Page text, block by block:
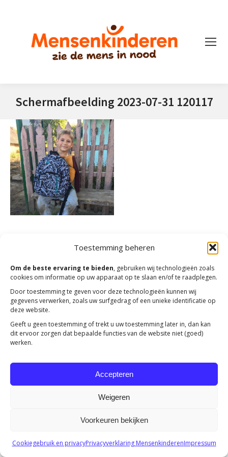
Toestemming beheren
Om de beste ervaring te bieden, gebruiken wij technologieën zoals
cookies om informatie op uw apparaat op te slaan en/of te raadplegen.
Door toestemming te geven voor deze technologieën kunnen wij
gegevens verwerken, zoals uw surfgedrag of een unieke identificatie op
deze website.
Geeft u geen toestemming of trekt u uw toestemming later in, dan kan
dit ervoor zorgen dat bepaalde functies van de website niet (goed)
werken.
Accepteren
Weigeren
Voorkeuren bekijken
Cookiegebruik en privacyPrivacyverklaring MensenkinderenImpressum
Schermafbeelding 2023-07-31 120117
Copyright 2023 -Mensenkinderen